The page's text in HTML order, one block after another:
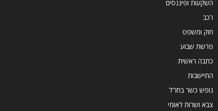
השקעות ופיננסים
רכב
חוק ומשפט
פרשת שבוע
כתבה ראשית
התיישבות
נופש כשר בחו"ל
צבא ושרות לאומי